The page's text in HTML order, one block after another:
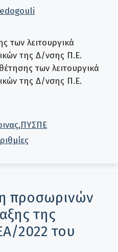
edogouli
των λειτουργικά
της Δ/νσης Π.Ε.
των λειτουργικά
της Δ/νσης Π.Ε.
,ΠΥΣΠΕ
προσωρινών
της
2022 του